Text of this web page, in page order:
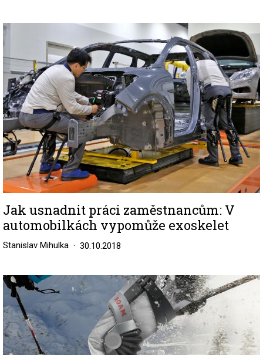
Image
Jak usnadnit práci zaměstnancům: V
automobilkách vypomůže exoskelet
Stanislav Mihulka 30.10.2018
Image